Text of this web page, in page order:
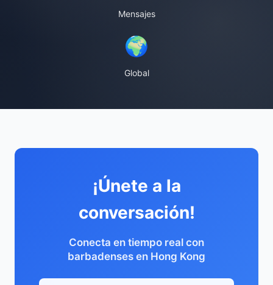
Mensajes
🌍
Global
¡Únete a la
conversación!
Conecta en tiempo real con
barbadenses en Hong Kong